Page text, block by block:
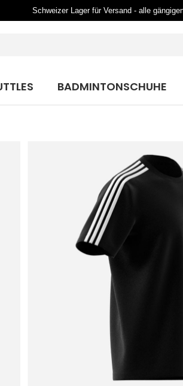
Schweizer Lager für Versand - alle
BADMINTONSCHUHE